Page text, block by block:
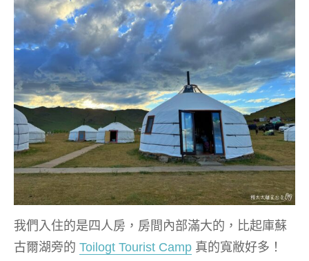
我們入住的是四人房，房間內部滿大的，比起庫蘇
古爾湖旁的 Toilogt Tourist Camp 真的寬敝好多！